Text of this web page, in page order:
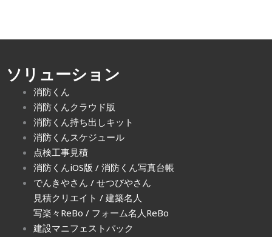
ソリューション
消防くん
消防くんクラウド版
消防くん持ち出しキット
消防くんスケジュール
点検工事見積
消防くんiOS版 / 消防くん写真台帳
でんきやさん / せつびやさん
見積クリエイト / 建築名人
写楽々ReBo / フォーム名人ReBo
建設マニフェストパック